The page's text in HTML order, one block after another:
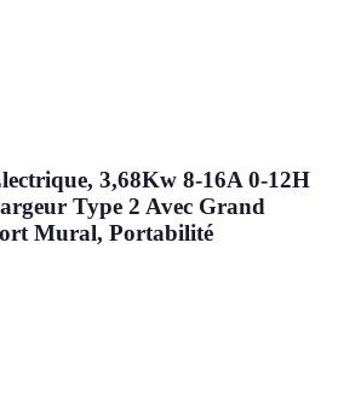
3,68Kw 8-16A 0-12H
Type 2 Avec Grand
Mural, Portabilité